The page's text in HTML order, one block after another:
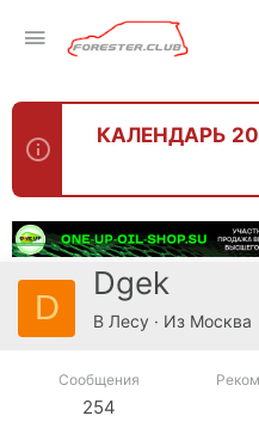
КАЛЕНДАРЬ
D
Dgek
В Лесу · Из Москва
Сообщения
254